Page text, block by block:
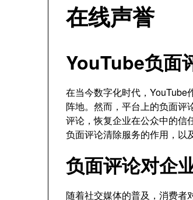
在线声誉
YouTube负面
在当今数字化时代，YouTube
阵地。然而，平台上的负面评
评论，恢复企业在公众中的信
负面评论清除服务的作用，以
负面评论对企
随着社交媒体的普及，消费者